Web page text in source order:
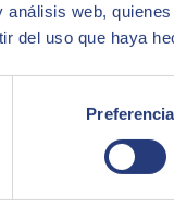
web,
del uso que haya